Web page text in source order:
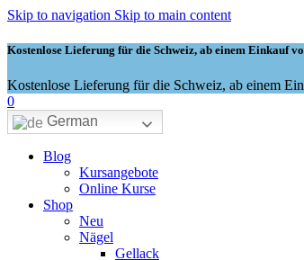
Skip to navigation Skip to main content
Kostenlose Lieferung für die Schweiz, ab einem Einkauf
Kostenlose Lieferung für die Schweiz, ab einem
0
German
Blog
Kursangebote
Online Kurse
Shop
Neu
Nägel
Gellack